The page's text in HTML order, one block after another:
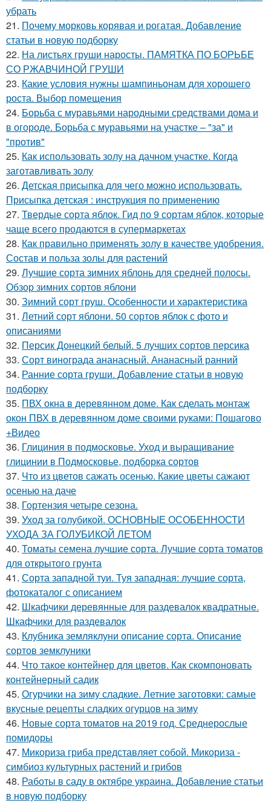
убрать
21. Почему морковь корявая и рогатая. Добавление
статьи в новую подборку
22. На листьях груши наросты. ПАМЯТКА ПО БОРЬБЕ
СО РЖАВЧИНОЙ ГРУШИ
23. Какие условия нужны шампиньонам для хорошего
роста. Выбор помещения
24. Борьба с муравьями народными средствами дома и
в огороде. Борьба с муравьями на участке – "за" и
"против"
25. Как использовать золу на дачном участке. Когда
заготавливать золу
26. Детская присыпка для чего можно использовать.
Присыпка детская : инструкция по применению
27. Твердые сорта яблок. Гид по 9 сортам яблок, которые
чаще всего продаются в супермаркетах
28. Как правильно применять золу в качестве удобрения.
Состав и польза золы для растений
29. Лучшие сорта зимних яблонь для средней полосы.
Обзор зимних сортов яблони
30. Зимний сорт груш. Особенности и характеристика
31. Летний сорт яблони. 50 сортов яблок с фото и
описаниями
32. Персик Донецкий белый. 5 лучших сортов персика
33. Сорт винограда ананасный. Ананасный ранний
34. Ранние сорта груши. Добавление статьи в новую
подборку
35. ПВХ окна в деревянном доме. Как сделать монтаж
окон ПВХ в деревянном доме своими руками: Пошагово
+Видео
36. Глициния в подмосковье. Уход и выращивание
глицинии в Подмосковье, подборка сортов
37. Что из цветов сажать осенью. Какие цветы сажают
осенью на даче
38. Гортензия четыре сезона.
39. Уход за голубикой. ОСНОВНЫЕ ОСОБЕННОСТИ
УХОДА ЗА ГОЛУБИКОЙ ЛЕТОМ
40. Томаты семена лучшие сорта. Лучшие сорта томатов
для открытого грунта
41. Сорта западной туи. Туя западная: лучшие сорта,
фотокаталог с описанием
42. Шкафчики деревянные для раздевалок квадратные.
Шкафчики для раздевалок
43. Клубника земляклуни описание сорта. Описание
сортов земклуники
44. Что такое контейнер для цветов. Как скомпоновать
контейнерный садик
45. Огурчики на зиму сладкие. Летние заготовки: самые
вкусные рецепты сладких огурцов на зиму
46. Новые сорта томатов на 2019 год. Среднерослые
помидоры
47. Микориза гриба представляет собой. Микориза -
симбиоз культурных растений и грибов
48. Работы в саду в октябре украина. Добавление статьи
в новую подборку